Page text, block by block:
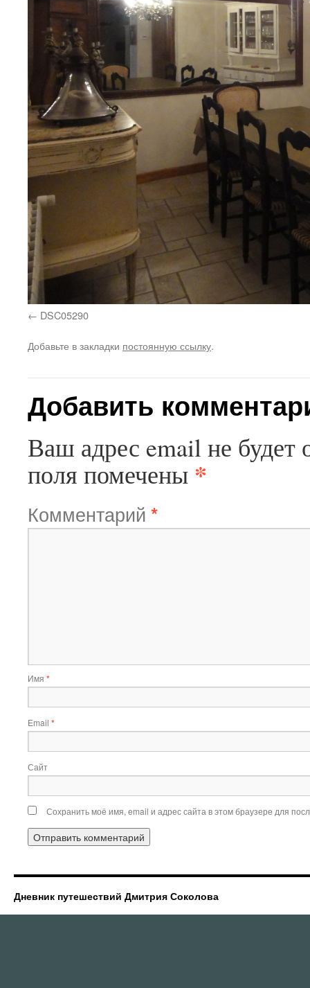
DSC05290
Добавьте в закладки постоянную ссылку.
Добавить
Ваш адрес email не будет
поля помечены *
Комментарий *
Имя *
Email *
Сайт
Сохранить моё имя, email и адрес сайта в этом браузере для
Дневник путешествий Дмитрия Соколова